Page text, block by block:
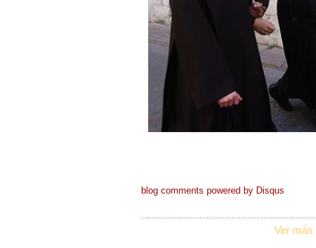
blog comments powered by Disqus
Ver más